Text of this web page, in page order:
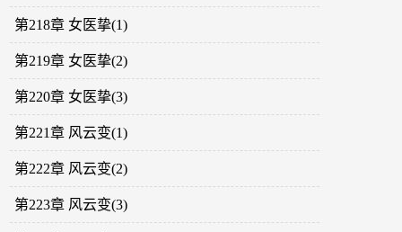
第218章 女医挚(1)
第219章 女医挚(2)
第220章 女医挚(3)
第221章 风云变(1)
第222章 风云变(2)
第223章 风云变(3)